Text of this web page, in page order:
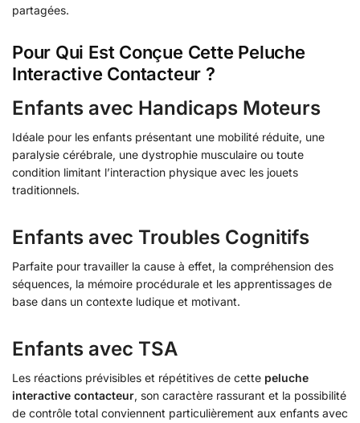
partagées.
Pour Qui Est Conçue Cette Peluche
Interactive Contacteur ?
Enfants avec Handicaps Moteurs
Idéale pour les enfants présentant une mobilité réduite, une
paralysie cérébrale, une dystrophie musculaire ou toute
condition limitant l’interaction physique avec les jouets
traditionnels.
Enfants avec Troubles Cognitifs
Parfaite pour travailler la cause à effet, la compréhension des
séquences, la mémoire procédurale et les apprentissages de
base dans un contexte ludique et motivant.
Enfants avec TSA
Les réactions prévisibles et répétitives de cette peluche
interactive contacteur, son caractère rassurant et la possibilité
de contrôle total conviennent particulièrement aux enfants avec